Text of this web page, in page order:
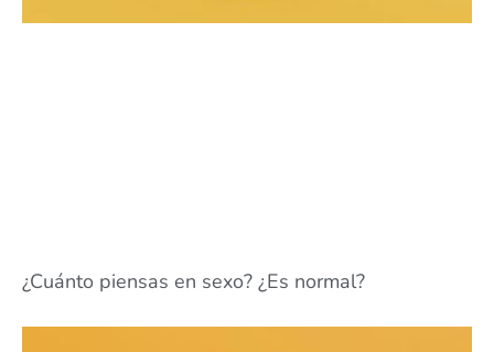
¿Cuánto piensas en sexo? ¿Es normal?